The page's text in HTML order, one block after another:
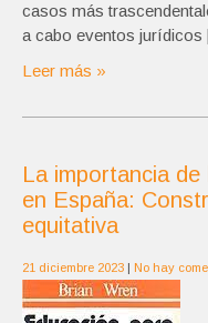
casos más
a cabo eventos
Leer más »
La importancia
en España:
equitativa
21 diciembre 2023 | No hay